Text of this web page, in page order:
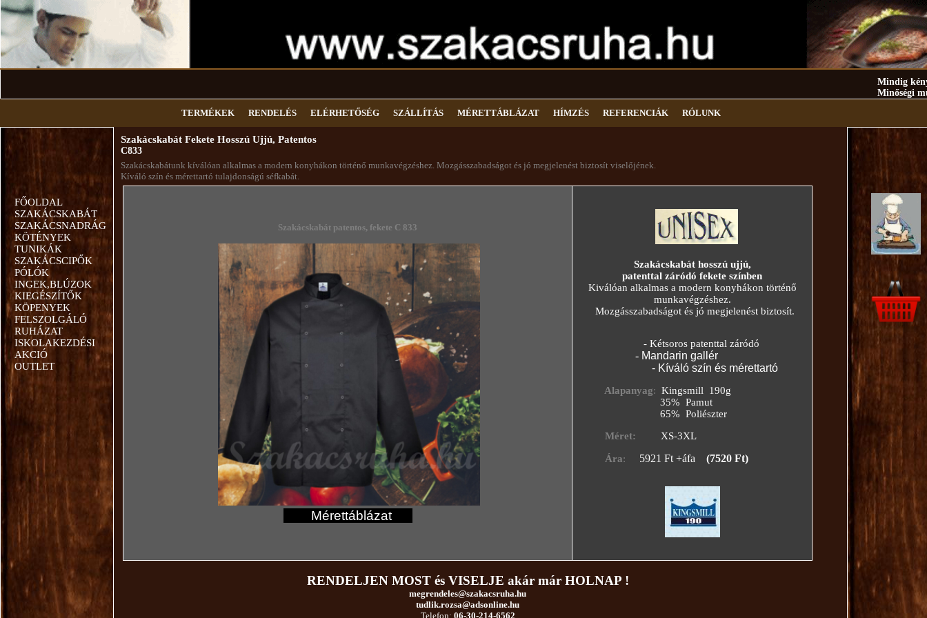
Mindig
Minőségi
TERMÉKEK
RENDELÉS ELÉRHETŐSÉG SZÁLLÍTÁS MÉRETTÁBLÁZAT HÍMZÉS REFERENCIÁK RÓLUNK
FŐOLDAL
SZAKÁCSKABÁT
SZAKÁCSNADRÁG
KÖTÉNYEK
TUNIKÁK
SZAKÁCSCIPŐK
PÓLÓK
INGEK,BLÚZOK
KIEGÉSZÍTŐK
KÖPENYEK
FELSZOLGÁLÓ
RUHÁZAT
ISKOLAKEZDÉSI
AKCIÓ
OUTLET
Szakácskabát Fekete Hosszú Ujjú, Patentos
C833
Szakácskabátunk kíválóan alkalmas a modern konyhákon történő munkavégzéshez. Mozgásszabadságot és jó megjelenést biztosít viselőjének.
Kíváló szín és mérettartó tulajdonságú séfkabát.
Szakácskabát patentos, fekete C 833
Mérettáblázat
Szakácskabát hosszú ujjú,
patenttal záródó fekete színben
Kiválóan alkalmas a modern konyhákon történő
munkavégzéshez.
Mozgásszabadságot és jó megjelenést biztosít.
- Kétsoros patenttal záródó
- Mandarin gallér
- Kíváló szín és mérettartó
Alapanyag: Kingsmill 190g
35% Pamut
65% Poliészter
Méret:
XS-3XL
Ára: 5921 Ft +áfa (7520 Ft)
RENDELJEN MOST és VISELJE akár már HOLNAP !
megrendeles@szakacsruha.hu
tudlik.rozsa@adsonline.hu
Telefon: 06-30-214-6562